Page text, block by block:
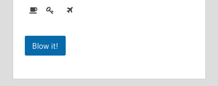
*
Blow it!